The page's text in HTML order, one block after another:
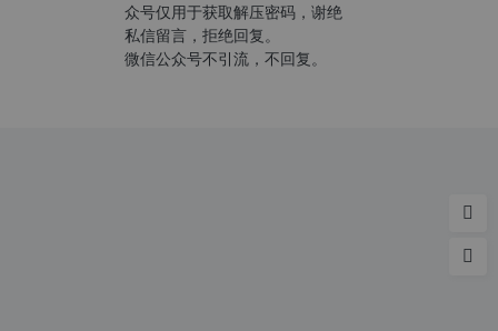
众号仅用于获取解压密码，谢绝
私信留言，拒绝回复。
微信公众号不引流，不回复。